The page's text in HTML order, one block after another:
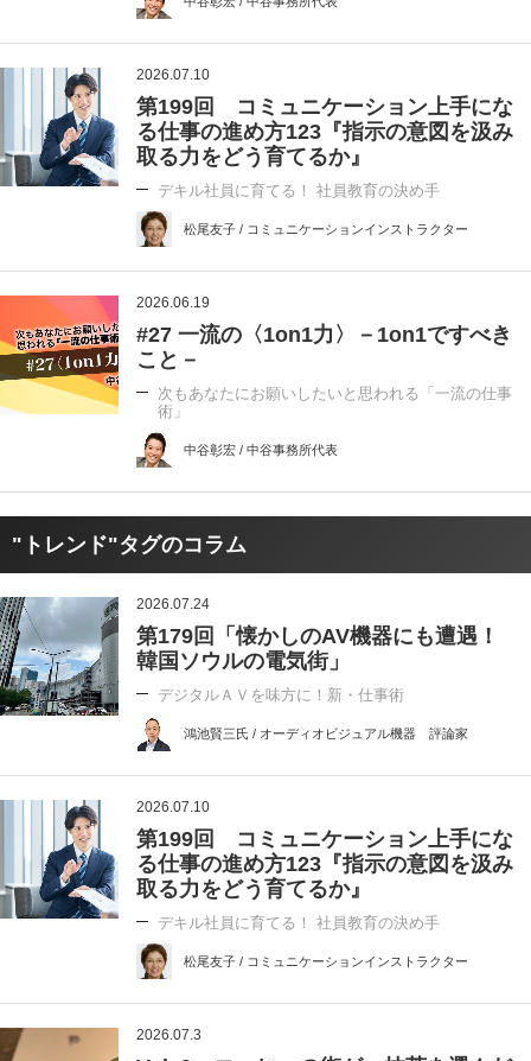
2026.07.10
第199回 コミュニケーション上手にな
る仕事の進め方123『指示の意図を汲み
取る力をどう育てるか』
デキル社員に育てる！ 社員教育の決め手
松尾友子 / コミュニケーションインストラクター
2026.06.19
#27 一流の〈1on1力〉－1on1ですべき
こと－
次もあなたにお願いしたいと思われる「一流の仕事
術」
中谷彰宏 / 中谷事務所代表
"トレンド"タグのコラム
2026.07.24
第179回「懐かしのAV機器にも遭遇！
韓国ソウルの電気街」
デジタルＡＶを味方に！新・仕事術
鴻池賢三氏 / オーディオビジュアル機器 評論家
2026.07.10
第199回 コミュニケーション上手にな
る仕事の進め方123『指示の意図を汲み
取る力をどう育てるか』
デキル社員に育てる！ 社員教育の決め手
松尾友子 / コミュニケーションインストラクター
2026.07.3